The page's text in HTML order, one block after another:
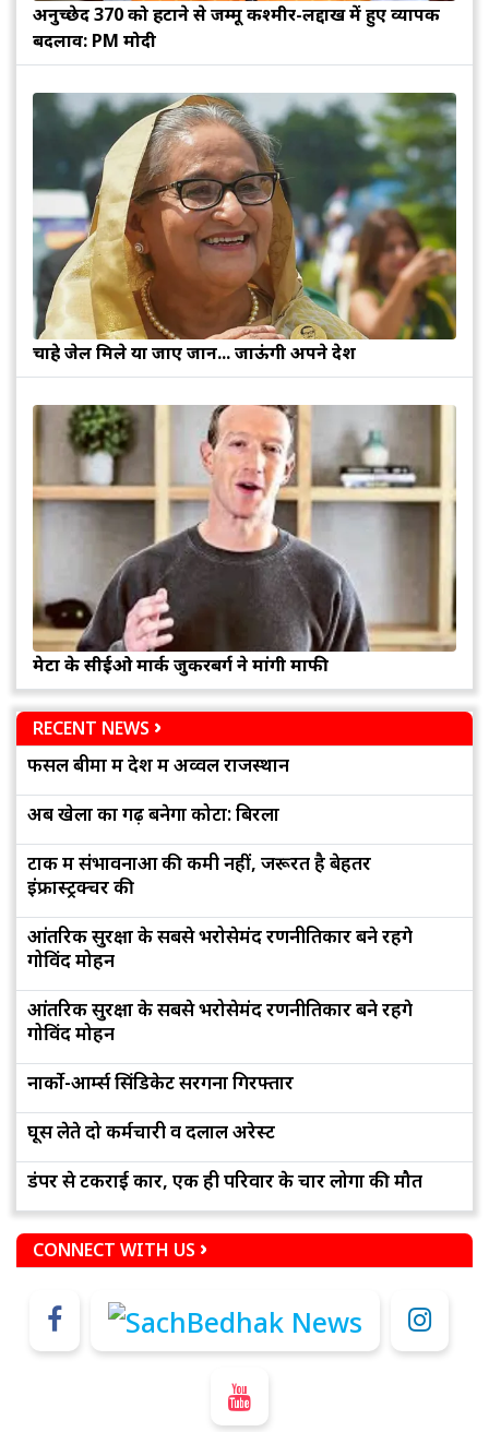
अनुच्छेद 370 को हटाने से जम्मू कश्मीर-लद्दाख में हुए व्यापक
बदलाव: PM मोदी
चाहे जेल मिले या जाए जान... जाऊंगी अपने देश
मेटा के सीईओ मार्क जुकरबर्ग ने मांगी माफी
RECENT NEWS
फसल बीमा में देश में अव्वल राजस्थान
अब खेलों का गढ़ बनेगा कोटा: बिरला
टोंक में संभावनाओं की कमी नहीं, जरूरत है बेहतर
इंफ्रास्ट्रक्चर की
आंतरिक सुरक्षा के सबसे भरोसेमंद रणनीतिकार बने रहेंगे
गोविंद मोहन
आंतरिक सुरक्षा के सबसे भरोसेमंद रणनीतिकार बने रहेंगे
गोविंद मोहन
नार्को-आर्म्स सिंडिकेट सरगना गिरफ्तार
घूस लेते दो कर्मचारी व दलाल अरेस्ट
डंपर से टकराई कार, एक ही परिवार के चार लोगों की मौत
CONNECT WITH US